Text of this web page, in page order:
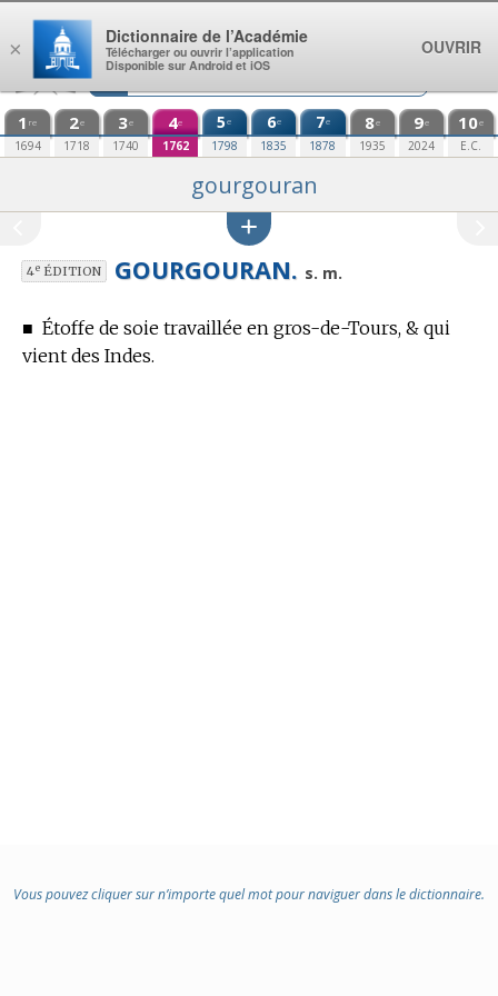
Aller au contenu
1 re
1694
2e
1718
3e
1740
4e
1762
5e
1798
6e
1835
7e
1878
8e
1935
9e
2024
10e
E.C.
gourgouran
4eÉDITION GOURGOURAN. s. m.
■ Étoffe de soie travaillée en gros-de-Tours, & qui
vient des Indes.
Vous pouvez cliquer sur n’importe quel mot pour naviguer dans le dictionnaire.
×
Dictionnaire de l’Académie
Télécharger ou ouvrir l’application
Disponible sur Android et iOS
OUVRIR